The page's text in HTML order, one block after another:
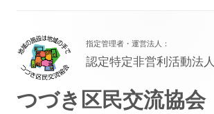
ッ
タ
ー・
指定管理者・運営法人：
認定特定非営利活動法人
つづき区民交流協会